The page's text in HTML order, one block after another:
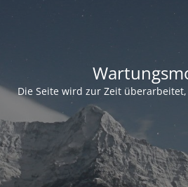
Die Seite wird zur Zeit